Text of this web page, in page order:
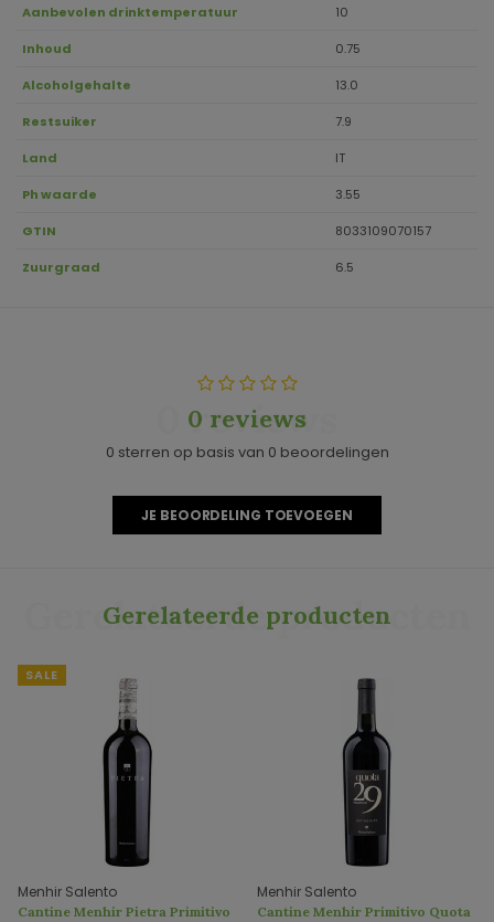
Aanbevolen drinktemperatuur 10
Inhoud 0.75
Alcoholgehalte 13.0
Restsuiker 7.9
Land IT
Ph waarde 3.55
GTIN 8033109070157
Zuurgraad 6.5
0 reviews
0 reviews
0 sterren op basis van 0 beoordelingen
JE BEOORDELING TOEVOEGEN
Gerelateerde producten
Gerelateerde producten
SALE
Menhir Salento
Cantine Menhir Pietra Primitivo
Menhir Salento
Cantine Menhir Primitivo Quota